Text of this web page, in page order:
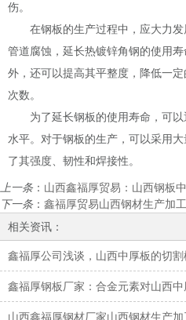
伤。
在钢板的生产过程中，应大力
管道腐蚀，延长热镀锌角钢的使用
外，还可以提高其平整度，降低一
次数。
为了延长钢板的使用寿命，可
水平。对于钢板的生产，可以采用
了其强度、韧性和焊接性。
上一条： 山西鑫福厚贸易：山西钢板
下一条： 鑫福厚贸易山西钢材生产加
相关资讯：
鑫福厚公司浅谈，山西中厚板的切
鑫福厚钢板厂家：合金元素对山西
山西鑫福厚钢材厂家山西钢材生产